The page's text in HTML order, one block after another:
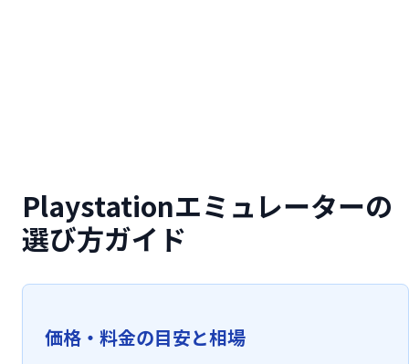
Playstationエミュレーターの
選び方ガイド
価格・料金の目安と相場